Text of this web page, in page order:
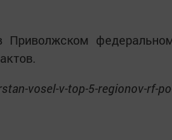
Приволжском
vosel-v-top-5-regionov-rf-